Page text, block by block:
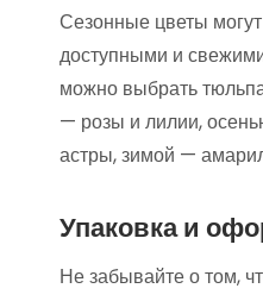
Сезонные цветы
доступными и
можно выбрать
— розы и лилии,
астры, зимой —
Упаковка и
Не забывайте о том,